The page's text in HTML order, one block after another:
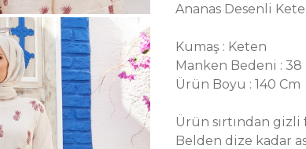
Ananas Desenli
Kumaş : Keten
Manken Bedeni : 38
Ürün Boyu : 140 Cm
Ürün sırtından gizli
Belden dize kadar